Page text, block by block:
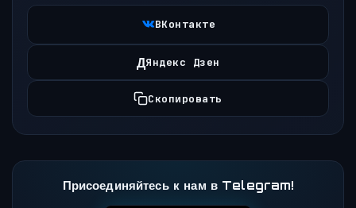
ВКонтакте
ДЯндекс Дзен
Скопировать
Присоединяйтесь к нам в Telegram!